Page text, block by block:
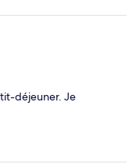
déjeuner. Je